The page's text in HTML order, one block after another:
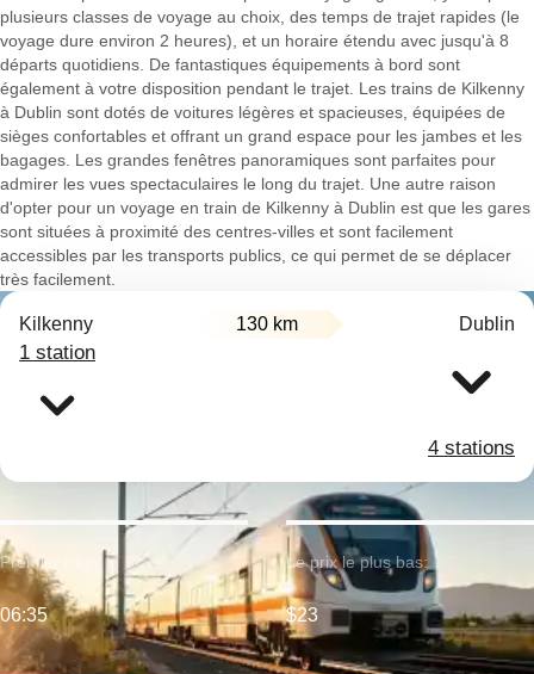
plusieurs classes de voyage au choix, des temps de trajet rapides (le
voyage dure environ 2 heures), et un horaire étendu avec jusqu'à 8
départs quotidiens. De fantastiques équipements à bord sont
également à votre disposition pendant le trajet. Les trains de Kilkenny
à Dublin sont dotés de voitures légères et spacieuses, équipées de
sièges confortables et offrant un grand espace pour les jambes et les
bagages. Les grandes fenêtres panoramiques sont parfaites pour
admirer les vues spectaculaires le long du trajet. Une autre raison
d'opter pour un voyage en train de Kilkenny à Dublin est que les gares
sont situées à proximité des centres-villes et sont facilement
accessibles par les transports publics, ce qui permet de se déplacer
très facilement.
Kilkenny 130 km Dublin
1 station
4 stations
Premier train:
06:35
Le prix le plus bas:
$23